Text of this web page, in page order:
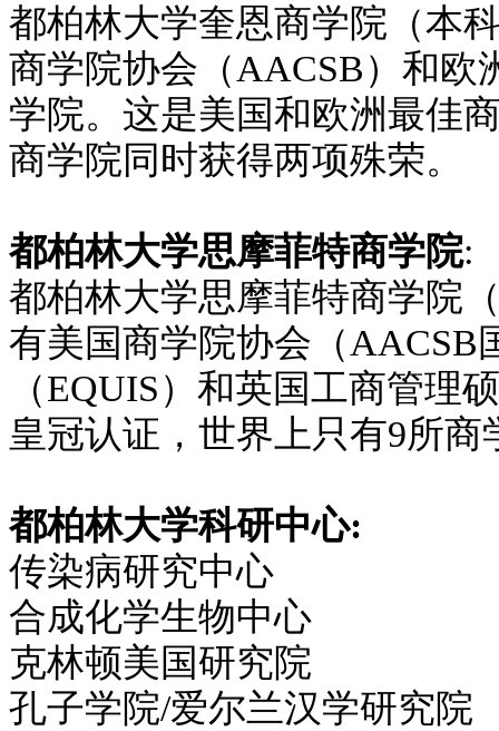
都柏林大学奎恩商学院（本
商学院协会（AACSB）和欧
学院。这是美国和欧洲最佳
商学院同时获得两项殊荣。
都柏林大学思摩菲特商学院:
都柏林大学思摩菲特商学院
有美国商学院协会（AACSB
（EQUIS）和英国工商管理
皇冠认证，世界上只有9所商
都柏林大学科研中心:
传染病研究中心
合成化学生物中心
克林顿美国研究院
孔子学院/爱尔兰汉学研究院